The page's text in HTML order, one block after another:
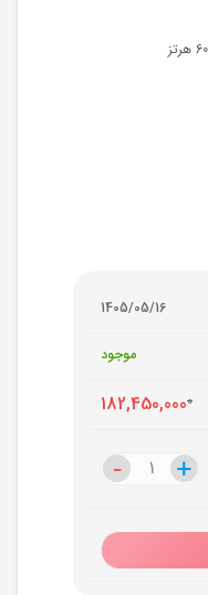
1405/05/16
موجود
182,450,0000
+
- +
-